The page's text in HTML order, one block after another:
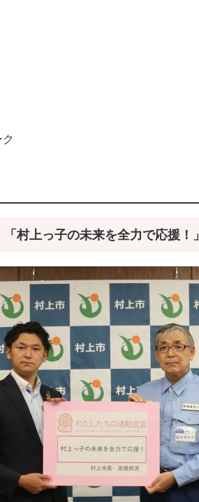
「村上っ子の未来を全力で応援！」